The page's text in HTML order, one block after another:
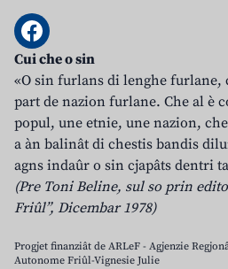
Cui che o sin
«O sin furlans di lenghe furlane,
part de nazion furlane. Che al è
popul, une etnie, une nazion,
a àn balinât di chestis bandis
agns indaûr o sin cjapâts dentri
(Pre Toni Beline, sul so prin
Friûl”, Dicembar 1978)
Progjet finanziât de ARLeF - Agjenzie
Autonome Friûl-Vignesie Julie